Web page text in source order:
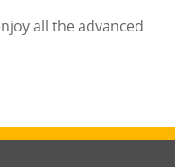
all the advanced